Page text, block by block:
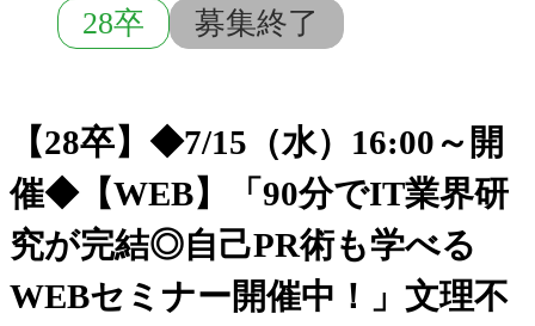
28卒 募集終了
【28卒】◆7/15（水）16:00～開
催◆【WEB】「90分でIT業界研
究が完結◎自己PR術も学べる
WEBセミナー開催中！」文理不